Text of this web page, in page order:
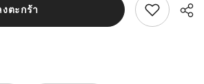
ตะกร้า สนใจสิ้นค้านี้